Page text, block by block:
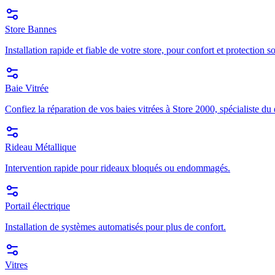
Store Bannes
Installation rapide et fiable de votre store, pour confort et protection
Baie Vitrée
Confiez la réparation de vos baies vitrées à Store 2000, spécialiste
Rideau Métallique
Intervention rapide pour rideaux bloqués ou endommagés.
Portail électrique
Installation de systèmes automatisés pour plus de confort.
Vitres